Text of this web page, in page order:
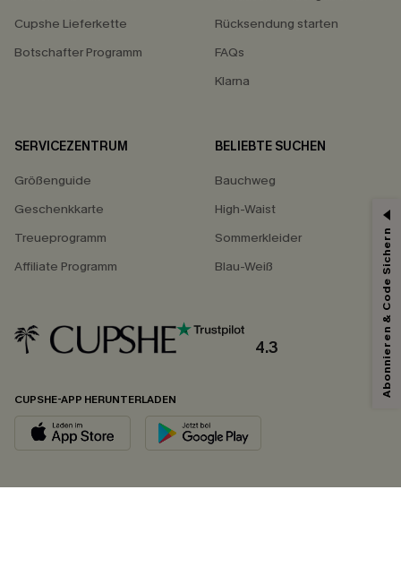
Cupshe Lieferkette
Botschafter Programm
Rücksendung starten
FAQs
Klarna
SERVICEZENTRUM
Größenguide
Geschenkkarte
Treueprogramm
Affiliate Programm
BELIEBTE SUCHEN
Bauchweg
High-Waist
Sommerkleider
Blau-Weiß
4.3
CUPSHE-APP HERUNTERLADEN
Abonnieren & Code Sichern